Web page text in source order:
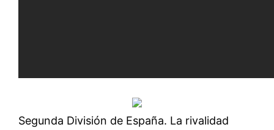
Segunda División de España. La rivalidad